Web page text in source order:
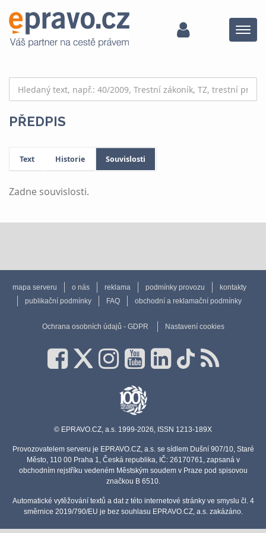
Menu
PŘEDPIS
Text Historie Souvislosti
Zadne souvislosti.
mapa serveru o nás reklama podmínky provozu
kontakty
publikační podmínky
FAQ obchodní a reklamační podmínky
Ochrana osobních údajů - GDPR Nastavení cookies
© EPRAVO.CZ, a.s. 1999-2026, ISSN 1213-189X
Provozovatelem serveru je EPRAVO.CZ, a.s. se sídlem Dušní 907/10, Staré
Město, 110 00 Praha 1, Česká republika, IČ: 26170761, zapsaná v
obchodním rejstříku vedeném Městským soudem v Praze pod spisovou
značkou B 6510.
Automatické vytěžování textů a dat z této internetové stránky ve smyslu čl. 4
směrnice 2019/790/EU je bez souhlasu EPRAVO.CZ, a.s. zakázáno.